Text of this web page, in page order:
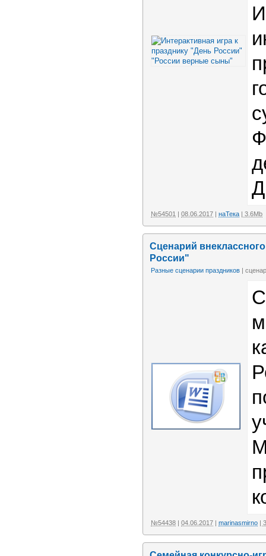
№54501 | 08.06.2017 | наТека | 3.6Mb
Сценарий
России"
Разные сценарии праздников |
№54438 | 04.06.2017 | marinasmirno |